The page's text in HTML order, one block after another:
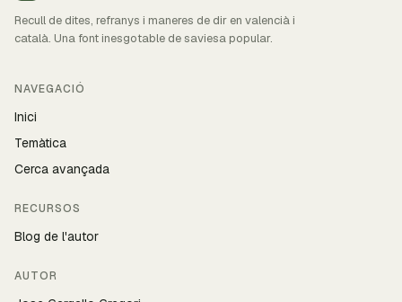
Recull de dites, refranys i maneres de dir en valencià i
català. Una font inesgotable de saviesa popular.
NAVEGACIÓ
Inici
Temàtica
Cerca avançada
RECURSOS
Blog de l'autor
AUTOR